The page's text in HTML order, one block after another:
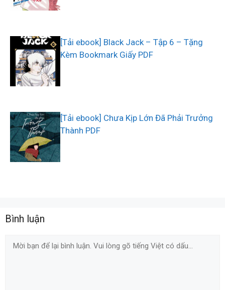
[Tải ebook] Black Jack – Tập 6 – Tặng
Kèm Bookmark Giấy PDF
[Tải ebook] Chưa Kịp Lớn Đã Phải Trưởng
Thành PDF
Bình luận
Comment